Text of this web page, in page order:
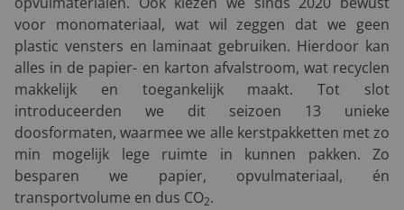
voor monomateriaal, wat wil zeggen dat we geen
plastic vensters en laminaat gebruiken. Hierdoor kan
alles in de papier- en karton afvalstroom, wat recyclen
makkelijk en toegankelijk maakt. Tot slot
introduceerden we dit seizoen 13 unieke
doosformaten, waarmee we alle kerstpakketten met zo
min mogelijk lege ruimte in kunnen pakken. Zo
besparen we papier, opvulmateriaal, én
transportvolume en dus CO2.